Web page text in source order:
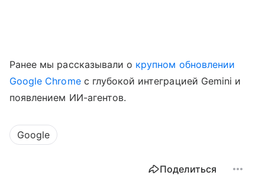
Ранее мы рассказывали о крупном обновлении
Google Chromeс глубокой интеграцией Gemini и
появлением ИИ-агентов.
Google
Поделиться